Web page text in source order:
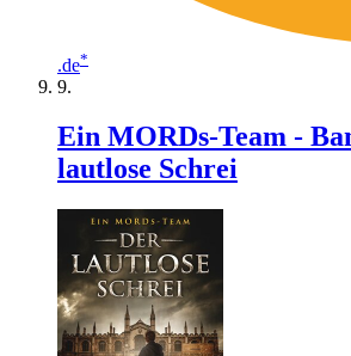
.de*
Ein MORDs-Team -
lautlose Schrei